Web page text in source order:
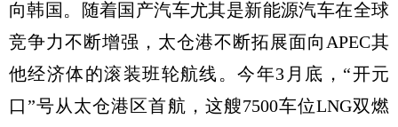
向韩国。随着国产汽车尤其是新能源汽车在全球
竞争力不断增强，太仓港不断拓展面向APEC其
他经济体的滚装班轮航线。今年3月底，“开元
口”号从太仓港区首航，这艘7500车位LNG双燃